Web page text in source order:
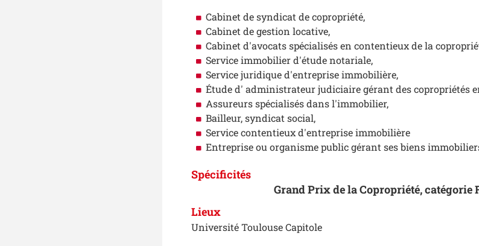
Cabinet de syndicat de copropriété,
Cabinet de gestion locative,
Cabinet d'avocats spécialisés en contentieux de la
Service immobilier d'étude notariale,
Service juridique d'entreprise immobilière,
Étude d' administrateur judiciaire gérant des copropriétés
Assureurs spécialisés dans l'immobilier,
Bailleur, syndicat social,
Service contentieux d'entreprise immobilière
Entreprise ou organisme public gérant ses biens
Spécificités
Grand Prix de la Copropriété, catégorie
Lieux
Université Toulouse Capitole